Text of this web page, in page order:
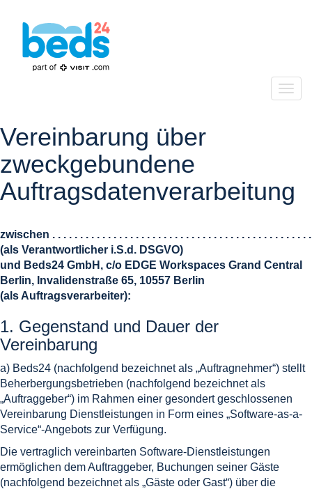
Vereinbarung über
zweckgebundene
Auftragsdatenverarbeitung
zwischen . . . . . . . . . . . . . . . . . . . . . . . . . . . . . . . . . . . . . . . . . . . . . . .
(als Verantwortlicher i.S.d. DSGVO)
und Beds24 GmbH, c/o EDGE Workspaces Grand Central
Berlin, Invalidenstraße 65, 10557 Berlin
(als Auftragsverarbeiter):
1. Gegenstand und Dauer der
Vereinbarung
a) Beds24 (nachfolgend bezeichnet als „Auftragnehmer“) stellt
Beherbergungsbetrieben (nachfolgend bezeichnet als
„Auftraggeber“) im Rahmen einer gesondert geschlossenen
Vereinbarung Dienstleistungen in Form eines „Software-as-a-
Service“-Angebots zur Verfügung.
Die vertraglich vereinbarten Software-Dienstleistungen
ermöglichen dem Auftraggeber, Buchungen seiner Gäste
(nachfolgend bezeichnet als „Gäste oder Gast“) über die